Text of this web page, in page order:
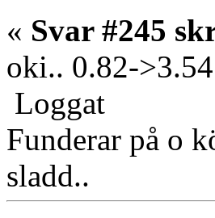
« Svar #245
oki.. 0.82-
Loggat
Funderar på o
sladd..